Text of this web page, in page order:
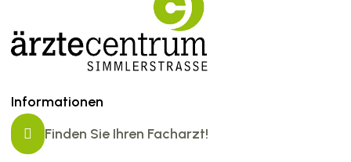
Informationen
Finden Sie Ihren Facharzt!